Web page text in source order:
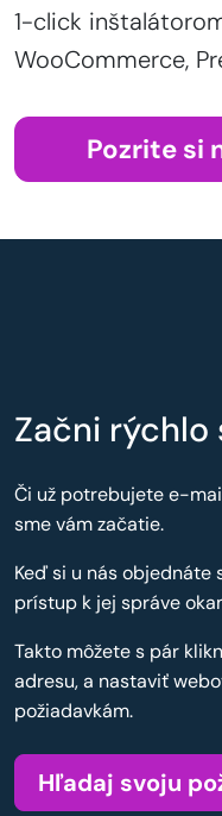
1-click
WooCommerce,
Pozrite si
Začni rýchlo
Či už potrebujete e-
sme vám začatie.
Keď si u nás objednáte
prístup k jej správe
Takto môžete s pár
adresu, a nastaviť
požiadavkám.
Hľadaj svoju